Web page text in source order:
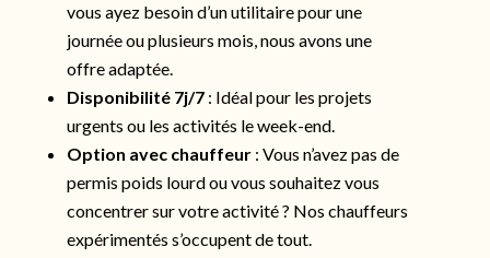
vous ayez besoin d’un utilitaire pour une
journée ou plusieurs mois, nous avons une
offre adaptée.
Disponibilité 7j/7: Idéal pour les projets
urgents ou les activités le week-end.
Option avec chauffeur: Vous n’avez pas de
permis poids lourd ou vous souhaitez vous
concentrer sur votre activité ? Nos chauffeurs
expérimentés s’occupent de tout.